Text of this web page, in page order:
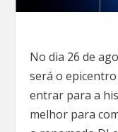
No dia 26 de
será o
entrar para a
melhor para